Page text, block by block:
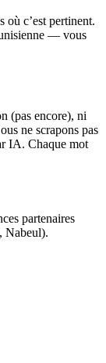
où c’est pertinent.
— vous
(pas encore), ni
ne scrapons pas
IA. Chaque mot
partenaires
Nabeul).